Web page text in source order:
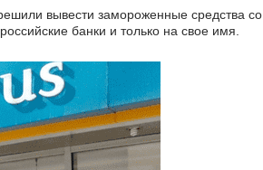
вывести замороженные средства со
банки и только на свое имя.